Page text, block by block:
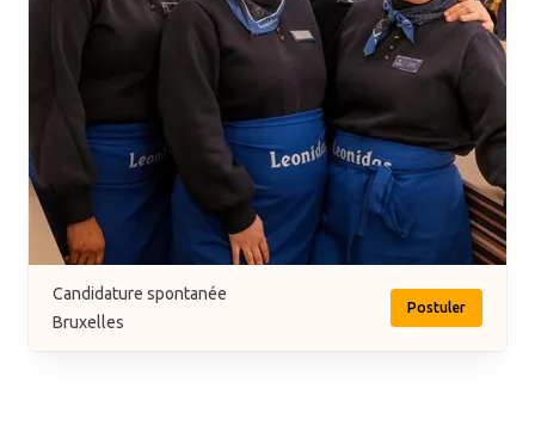
Candidature spontanée
Bruxelles
Postuler